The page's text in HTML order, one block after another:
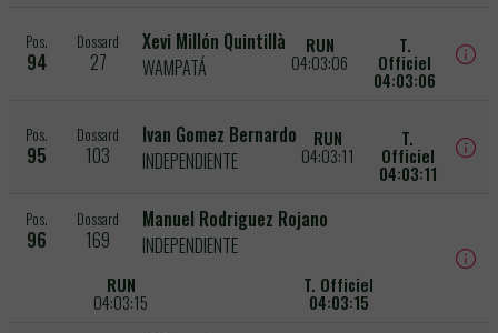
Pos.
94
Dossard
27
Xevi Millón Quintillà
WAMPATÁ
RUN
04:03:06
T.
Officiel
04:03:06
Pos.
95
Dossard
103
Ivan Gomez Bernardo
INDEPENDIENTE
RUN
04:03:11
T.
Officiel
04:03:11
Pos.
96
Dossard
169
Manuel Rodriguez Rojano
INDEPENDIENTE
RUN
04:03:15
T. Officiel
04:03:15